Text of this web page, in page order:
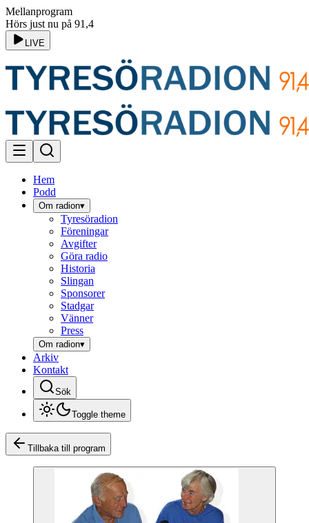
Mellanprogram
Hörs just nu på 91,4
LIVE
Hem
Podd
Om radion▾
Tyresöradion
Föreningar
Avgifter
Göra radio
Historia
Slingan
Sponsorer
Stadgar
Vänner
Press
Om radion▾
Arkiv
Kontakt
Sök
Toggle theme
Tillbaka till program